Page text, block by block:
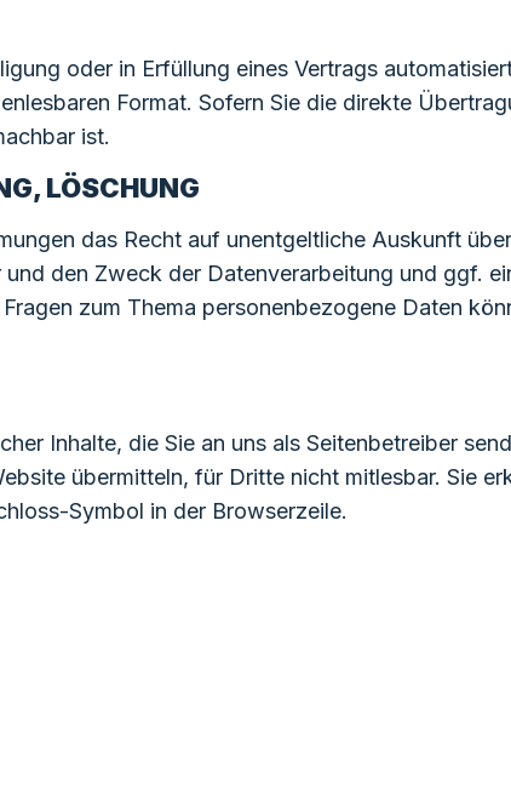
oder in Erfüllung eines Vertrags
Format. Sofern Sie die direkte
ist.
LÖSCHUNG
das Recht auf unentgeltliche Auskunft
den Zweck der Datenverarbeitung und ggf.
zum Thema personenbezogene Daten
Inhalte, die Sie an uns als Seitenbetreiber
übermitteln, für Dritte nicht mitlesbar. Sie
Symbol in der Browserzeile.